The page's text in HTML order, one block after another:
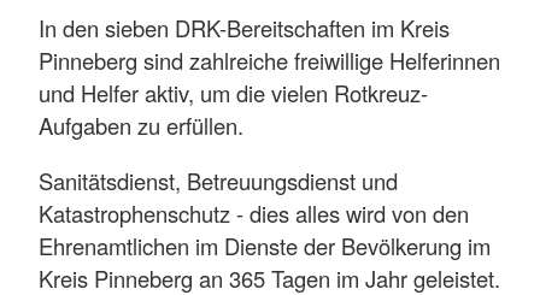
In den sieben DRK-Bereitschaften im Kreis
Pinneberg sind zahlreiche freiwillige Helferinnen
und Helfer aktiv, um die vielen Rotkreuz-
Aufgaben zu erfüllen.
Sanitätsdienst, Betreuungsdienst und
Katastrophenschutz - dies alles wird von den
Ehrenamtlichen im Dienste der Bevölkerung im
Kreis Pinneberg an 365 Tagen im Jahr geleistet.